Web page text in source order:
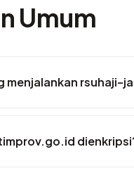
Umum
menjalankan rsuhaji-